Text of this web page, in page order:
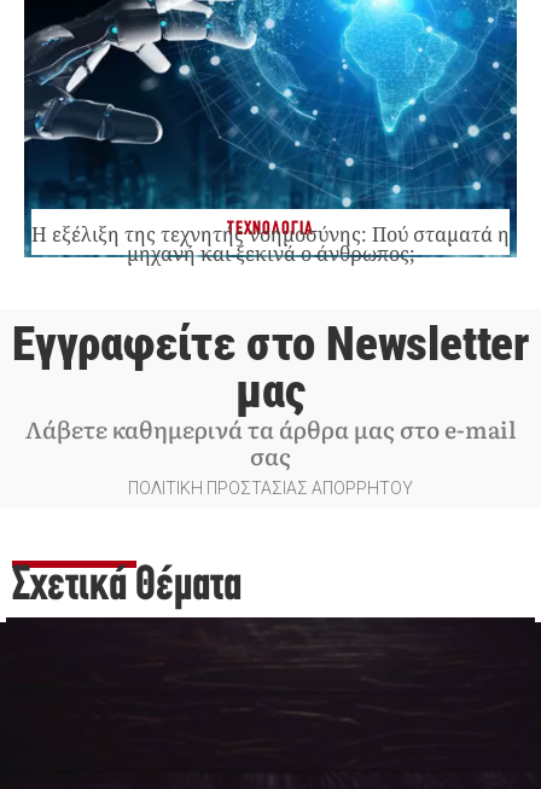
ΤΕΧΝΟΛΟΓΙΑ
Η εξέλιξη της τεχνητής νοημοσύνης: Πού σταματά η
μηχανή και ξεκινά ο άνθρωπος;
Εγγραφείτε στο Newsletter
μας
Λάβετε καθημερινά τα άρθρα μας στο e-mail
σας
ΠΟΛΙΤΙΚΗ ΠΡΟΣΤΑΣΙΑΣ ΑΠΟΡΡΗΤΟΥ
Σχετικά Θέματα